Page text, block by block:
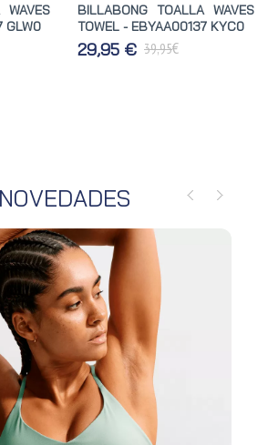
WAVES
GLW0
BILLABONG TOALLA WAVES
TOWEL - EBYAA00137 KYC0
29,95 € 39,95€
NOVEDADES